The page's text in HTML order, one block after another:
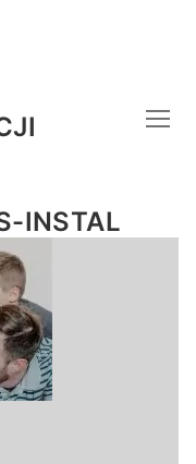
INSTAL